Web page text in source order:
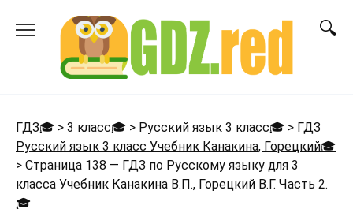
ГДЗ🎓 > 3 класс🎓 > Русский язык 3 класс🎓 > ГДЗ
Русский язык 3 класс Учебник Канакина, Горецкий🎓
> Страница 138 — ГДЗ по Русскому языку для 3
класса Учебник Канакина В.П., Горецкий В.Г. Часть 2.
🎓